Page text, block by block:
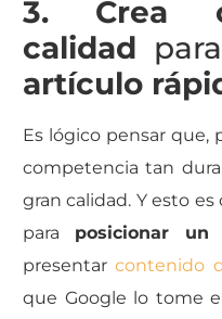
3. Crea
calidad para
artículo
Es lógico pensar que,
competencia tan
gran calidad. Y esto
para posicionar un
presentarcontenido
que Google lo tome